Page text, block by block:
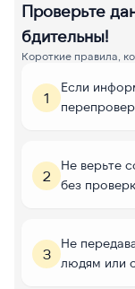
Проверьте
бдительны!
Короткие правила,
1
Если
2
Не верьте
без
3
Не
людям или